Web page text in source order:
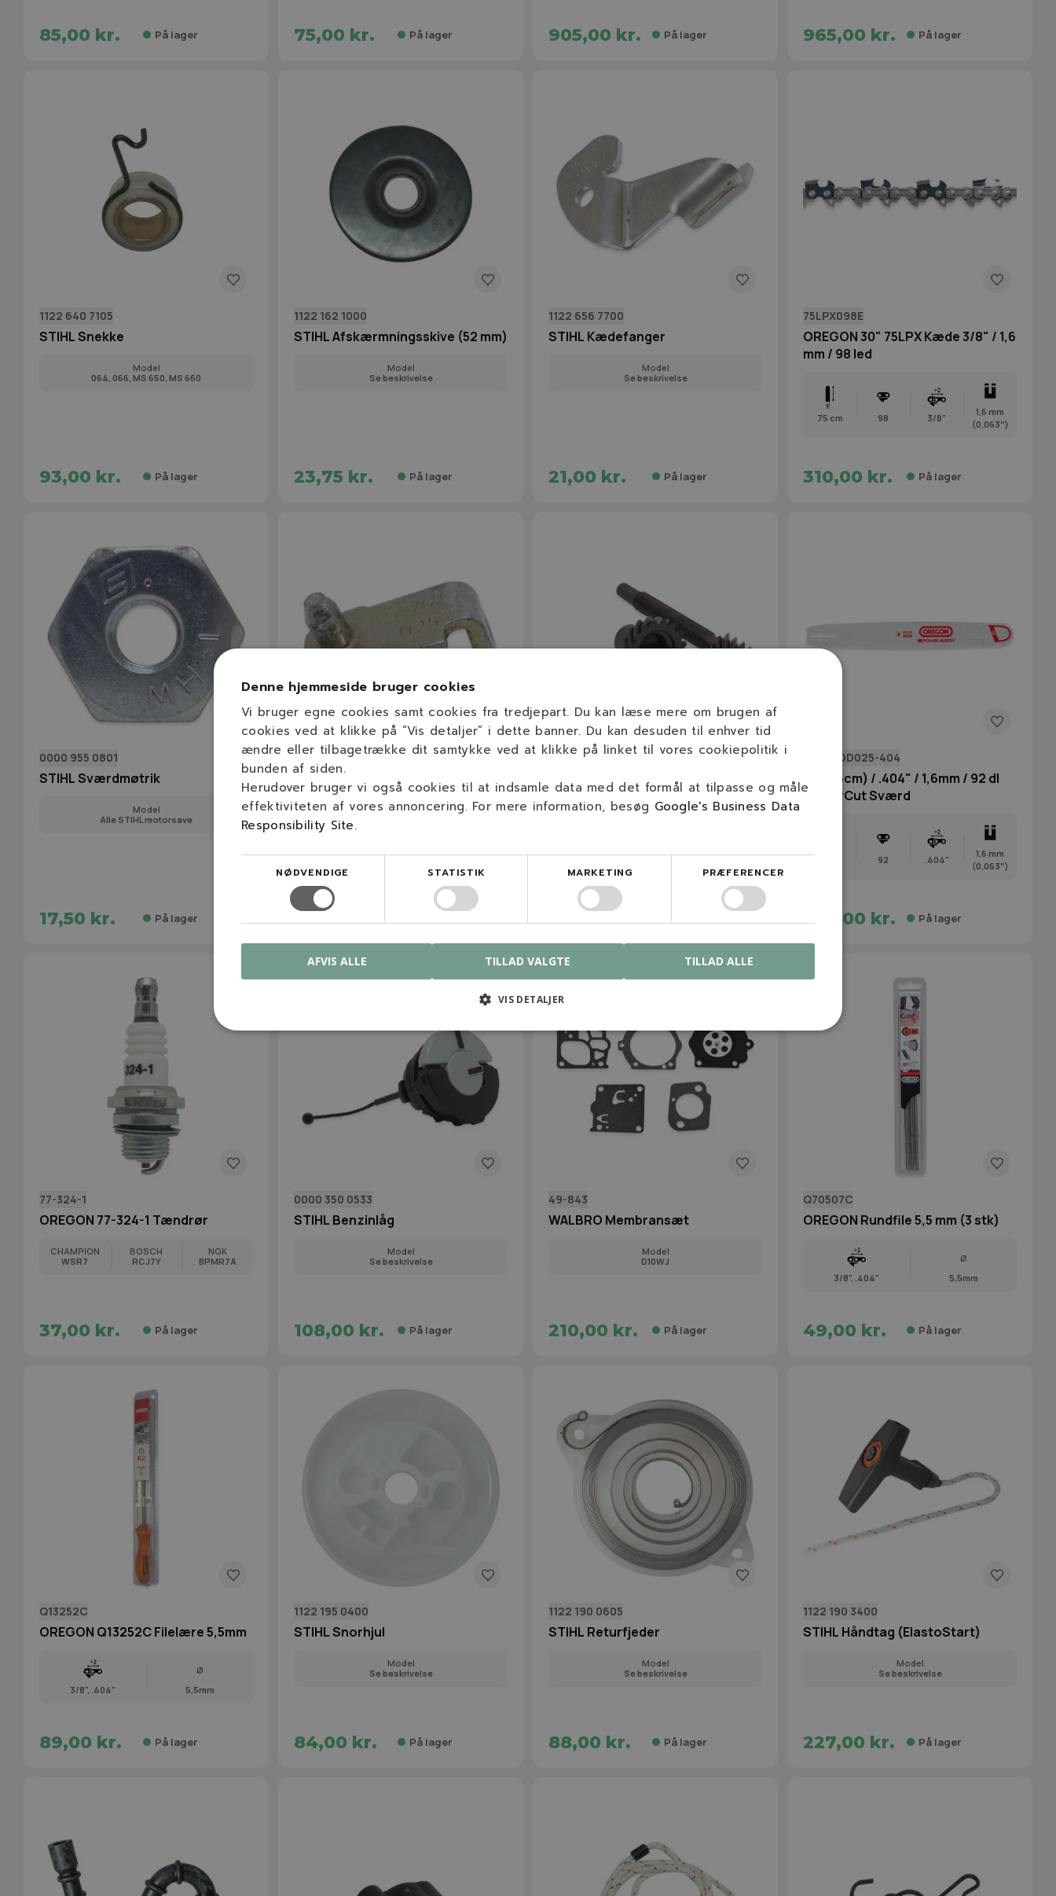
85,00 kr. På lager 75,00 kr. På lager 905,00 kr. På lager 965,00 kr. På lager
1122 640 7105
STIHL Snekke
Model
064, 066, MS 650, MS 660
93,00 kr. På lager
1122 162 1000
STIHL Afskærmningsskive (52 mm)
Model
Se beskrivelse
23,75 kr. På lager
1122 656 7700
STIHL Kædefanger
Model
Se beskrivelse
21,00 kr. På lager
75LPX098E
OREGON 30" 75LPX Kæde 3/8" / 1,6
mm / 98 led
75 cm 98 3/8"
1,6 mm
(0,063″)
310,00 kr. På lager
0000 955 0801
STIHL Sværdmøtrik
Model
Alle STIHL motorsave
17,50 kr. På lager
1125 640 1900
STIHL Spændeskyder
Model
30,00 kr.
1125 007 1021
STIHL Tandhjulssæt
Model
100,00 kr.
303RNDD025-404
30"(75cm) / .404" / 1,6mm / 92 dl
PowerCut Sværd
92 .404"
1,6 mm
(0,063″)
995,00 kr. På lager
77-324-1
OREGON 77-324-1 Tændrør
CHAMPION
WSR7
BOSCH
RCJ7Y
NGK
BPMR7A
37,00 kr. På lager
0000 350 0533
STIHL Benzinlåg
Model
Se beskrivelse
108,00 kr. På lager
49-843
WALBRO Membransæt
Model
D10WJ
210,00 kr. På lager
Q70507C
OREGON Rundfile 5,5 mm (3 stk)
3/8", .404"
Ø
5,5mm
49,00 kr. På lager
Q13252C
OREGON Q13252C Filelære 5,5mm
3/8", .404"
Ø
5,5mm
89,00 kr. På lager
1122 195 0400
STIHL Snorhjul
Model
Se beskrivelse
84,00 kr. På lager
1122 190 0605
STIHL Returfjeder
Model
Se beskrivelse
88,00 kr. På lager
1122 190 3400
STIHL Håndtag (ElastoStart)
Model
Se beskrivelse
227,00 kr. På lager
Denne hjemmeside bruger cookies
Vi bruger egne cookies samt cookies fra tredjepart. Du kan læse mere om brugen af
cookies ved at klikke på ”Vis detaljer” i dette banner. Du kan desuden til enhver tid
ændre eller tilbagetrække dit samtykke ved at klikke på linket til vores cookiepolitik i
bunden af siden.
Herudover bruger vi også cookies til at indsamle data med det formål at tilpasse og måle
effektiviteten af vores annoncering. For mere information, besøg Google's Business Data
Responsibility Site.
NØDVENDIGE STATISTIK MARKETING PRÆFERENCER
TILLAD VALGTE TILLAD ALLE
AFVIS ALLE
VIS DETALJER